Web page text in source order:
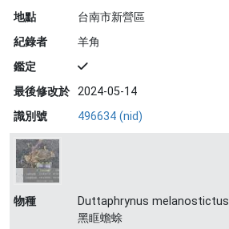
地點
台南市新營區
紀錄者
羊角
鑑定
最後修改於 2024-05-14
識別號
496634 (nid)
物種
Duttaphrynus melanostictus
黑眶蟾蜍